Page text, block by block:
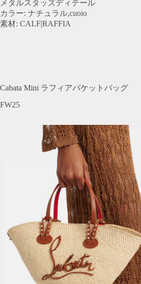
メタルスタッズディテール
カラー: ナチュラル,cuoio
素材: CALF|RAFFIA
Cabata Mini ラフィアバケットバッグ
FW25